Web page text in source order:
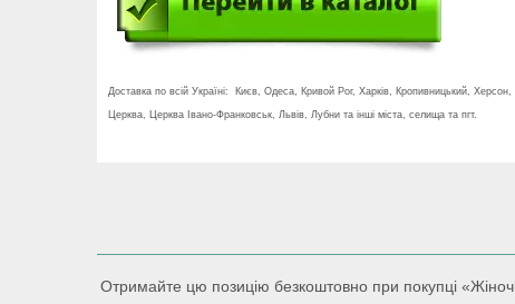
Доставка по всій Україні: Києв, Одеса, Кривой Рог, Харків, Кропивницький,
Церква, Церква Івано-Франковськ, Львів, Лубни та інші міста, селища та пгт.
Отримайте цю позицію безкоштовно при покупці